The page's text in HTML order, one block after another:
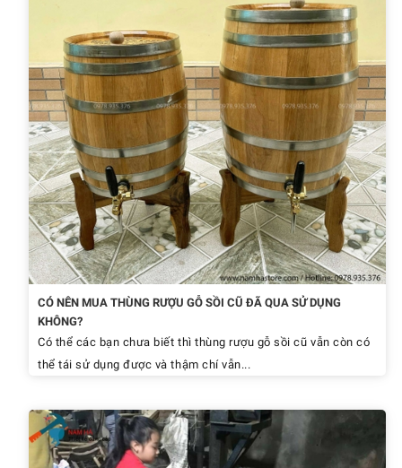
CÓ NÊN MUA THÙNG RƯỢU GỖ SỒI CŨ ĐÃ QUA SỬ DỤNG
KHÔNG?
Có thể các bạn chưa biết thì thùng rượu gỗ sồi cũ vẫn còn có
thể tái sử dụng được và thậm chí vẫn...